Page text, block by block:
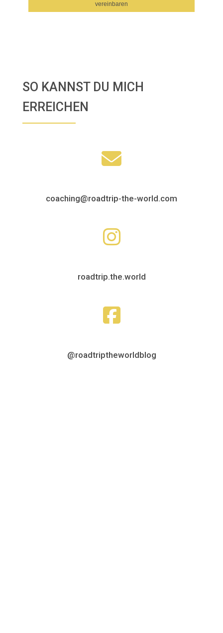
vereinbaren
SO KANNST DU MICH
ERREICHEN
coaching@roadtrip-the-world.com
roadtrip.the.world
@roadtriptheworldblog